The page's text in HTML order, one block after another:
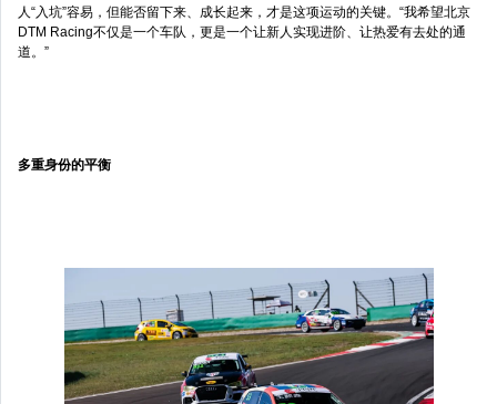
人“入坑”容易，但能否留下来、成长起来，才是这项运动的关键。“我希望北京
DTM Racing不仅是一个车队，更是一个让新人实现进阶、让热爱有去处的通
道。”
多重身份的平衡